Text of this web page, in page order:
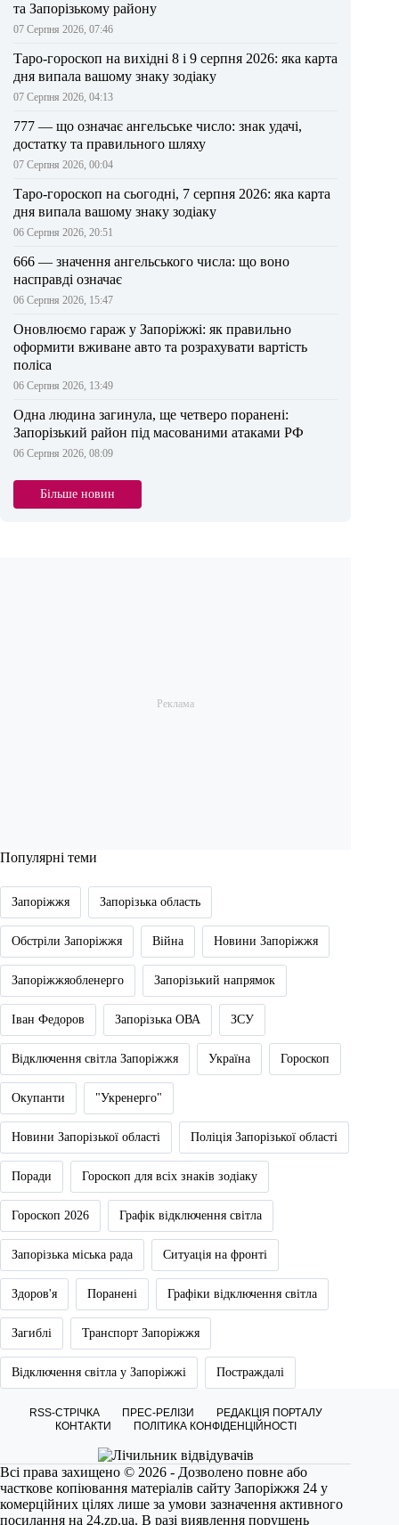
та Запорізькому району
07 Серпня 2026, 07:46
Таро-гороскоп на вихідні 8 і 9 серпня 2026: яка карта
дня випала вашому знаку зодіаку
07 Серпня 2026, 04:13
777 — що означає ангельське число: знак удачі,
достатку та правильного шляху
07 Серпня 2026, 00:04
Таро-гороскоп на сьогодні, 7 серпня 2026: яка карта
дня випала вашому знаку зодіаку
06 Серпня 2026, 20:51
666 — значення ангельського числа: що воно
насправді означає
06 Серпня 2026, 15:47
Оновлюємо гараж у Запоріжжі: як правильно
оформити вживане авто та розрахувати вартість
поліса
06 Серпня 2026, 13:49
Одна людина загинула, ще четверо поранені:
Запорізький район під масованими атаками РФ
06 Серпня 2026, 08:09
Більше новин
Популярні теми
Запоріжжя Запорізька область
Обстріли Запоріжжя Війна Новини Запоріжжя
Запоріжжяобленерго Запорізький напрямок
Іван Федоров Запорізька ОВА ЗСУ
Відключення світла Запоріжжя Україна Гороскоп
Окупанти "Укренерго"
Новини Запорізької області Поліція Запорізької області
Поради Гороскоп для всіх знаків зодіаку
Гороскоп 2026 Графік відключення світла
Запорізька міська рада Ситуація на фронті
Здоров'я Поранені Графіки відключення світла
Загиблі Транспорт Запоріжжя
Відключення світла у Запоріжжі Постраждалі
RSS-СТРІЧКА ПРЕС-РЕЛІЗИ
РЕДАКЦІЯ ПОРТАЛУ
КОНТАКТИ
ПОЛІТИКА КОНФІДЕНЦІЙНОСТІ
Всі права захищено © 2026 - Дозволено повне або
часткове копіювання матеріалів сайту Запоріжжя 24 у
комерційних цілях лише за умови зазначення активного
посилання на 24.zp.ua. В разі виявлення порушень